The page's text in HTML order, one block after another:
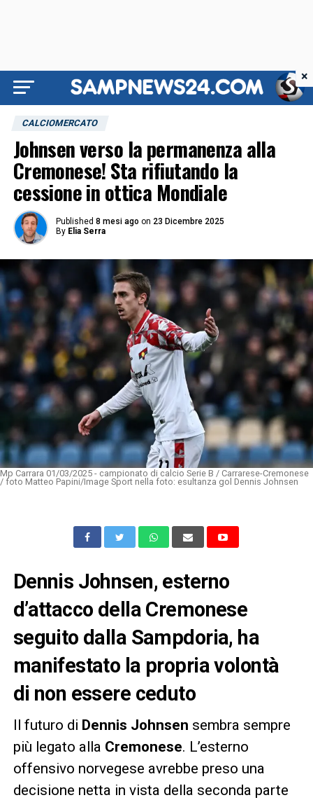
CALCIOMERCATO
Johnsen verso la permanenza alla
Cremonese! Sta rifiutando la
cessione in ottica Mondiale
Published 8 mesi ago on 23 Dicembre 2025
By Elia Serra
Mp Carrara 01/03/2025 - campionato di calcio Serie B / Carrarese-Cremonese
/ foto Matteo Papini/Image Sport nella foto: esultanza gol Dennis Johnsen
Dennis Johnsen, esterno
d’attacco della Cremonese
seguito dalla Sampdoria, ha
manifestato la propria volontà
di non essere ceduto
Il futuro di Dennis Johnsen sembra sempre
più legato alla Cremonese. L’esterno
offensivo norvegese avrebbe preso una
decisione netta in vista della seconda parte
×